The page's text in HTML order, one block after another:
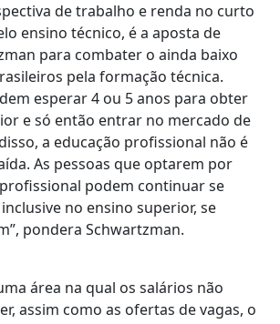
de trabalho e renda no curto
ensino técnico, é a aposta de
para combater o ainda baixo
pela formação técnica.
esperar 4 ou 5 anos para obter
e só então entrar no mercado de
a educação profissional não é
As pessoas que optarem por
podem continuar se
no ensino superior, se
pondera Schwartzman.
área na qual os salários não
assim como as ofertas de vagas, o